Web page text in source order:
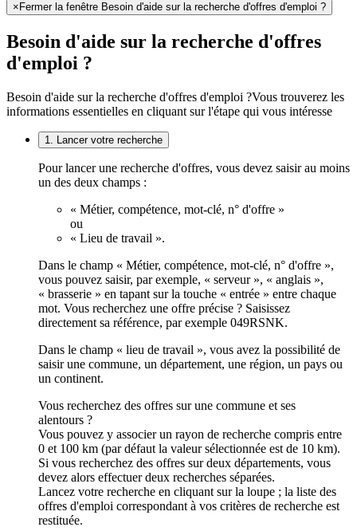
× Fermer la fenêtre Besoin d'aide sur la recherche d'offres d'emploi ?
Besoin d'aide sur la recherche d'offres
d'emploi ?
Besoin d'aide sur la recherche d'offres d'emploi ?Vous trouverez les
informations essentielles en cliquant sur l'étape qui vous intéresse
1. Lancer votre recherche
Pour lancer une recherche d'offres, vous devez saisir au moins
un des deux champs :
« Métier, compétence, mot-clé, n° d'offre »
ou
« Lieu de travail ».
Dans le champ « Métier, compétence, mot-clé, n° d'offre »,
vous pouvez saisir, par exemple, « serveur », « anglais »,
« brasserie » en tapant sur la touche « entrée » entre chaque
mot. Vous recherchez une offre précise ? Saisissez
directement sa référence, par exemple 049RSNK.
Dans le champ « lieu de travail », vous avez la possibilité de
saisir une commune, un département, une région, un pays ou
un continent.
Vous recherchez des offres sur une commune et ses
alentours ?
Vous pouvez y associer un rayon de recherche compris entre
0 et 100 km (par défaut la valeur sélectionnée est de 10 km).
Si vous recherchez des offres sur deux départements, vous
devez alors effectuer deux recherches séparées.
Lancez votre recherche en cliquant sur la loupe ; la liste des
offres d'emploi correspondant à vos critères de recherche est
restituée.